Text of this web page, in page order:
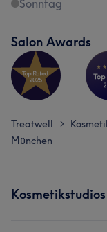
Sonntag
Salon Awards
Treatwell >
München